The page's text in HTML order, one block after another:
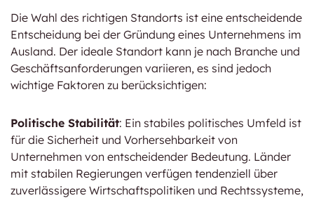
Die Wahl des richtigen Standorts ist eine entscheidende
Entscheidung bei der Gründung eines Unternehmens im
Ausland. Der ideale Standort kann je nach Branche und
Geschäftsanforderungen variieren, es sind jedoch
wichtige Faktoren zu berücksichtigen:
Politische Stabilität: Ein stabiles politisches Umfeld ist
für die Sicherheit und Vorhersehbarkeit von
Unternehmen von entscheidender Bedeutung. Länder
mit stabilen Regierungen verfügen tendenziell über
zuverlässigere Wirtschaftspolitiken und Rechtssysteme,